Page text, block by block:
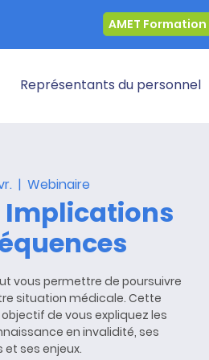
AMET Formation
Représentants du personnel
  |
Webinaire
vous permettre de poursuivre
situation médicale. Cette
de vous expliquez les
en invalidité, ses
ses enjeux.